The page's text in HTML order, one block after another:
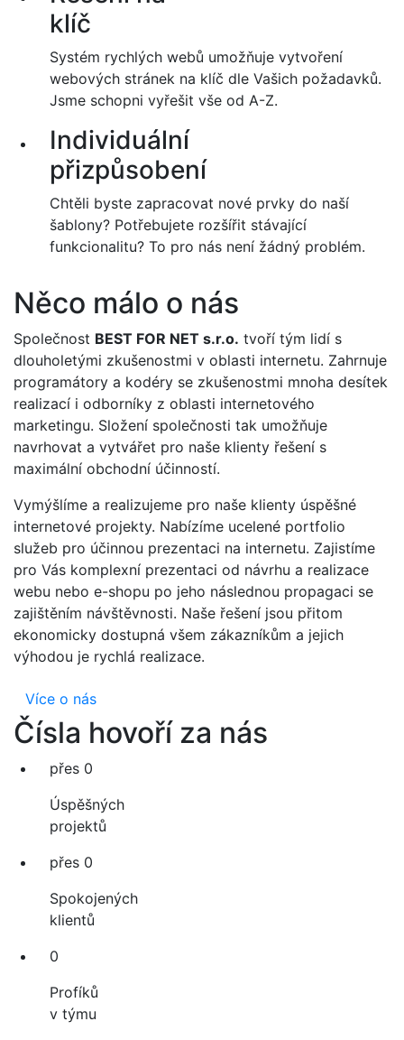
klíč
Systém rychlých webů umožňuje vytvoření
webových stránek na klíč dle Vašich požadavků.
Jsme schopni vyřešit vše od A-Z.
Individuální
přizpůsobení
Chtěli byste zapracovat nové prvky do naší
šablony? Potřebujete rozšířit stávající
funkcionalitu? To pro nás není žádný problém.
Něco málo o nás
Společnost BEST FOR NET s.r.o. tvoří tým lidí s
dlouholetými zkušenostmi v oblasti internetu. Zahrnuje
programátory a kodéry se zkušenostmi mnoha desítek
realizací i odborníky z oblasti internetového
marketingu. Složení společnosti tak umožňuje
navrhovat a vytvářet pro naše klienty řešení s
maximální obchodní účinností.
Vymýšlíme a realizujeme pro naše klienty úspěšné
internetové projekty. Nabízíme ucelené portfolio
služeb pro účinnou prezentaci na internetu. Zajistíme
pro Vás komplexní prezentaci od návrhu a realizace
webu nebo e-shopu po jeho následnou propagaci se
zajištěním návštěvnosti. Naše řešení jsou přitom
ekonomicky dostupná všem zákazníkům a jejich
výhodou je rychlá realizace.
Více o nás
Čísla hovoří za nás
přes 0
Úspěšných
projektů
přes 0
Spokojených
klientů
0
Profíků
v týmu